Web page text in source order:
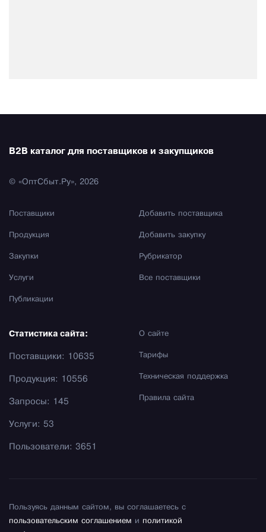
B2B каталог для поставщиков и закупщиков
© «ОптСбыт.Ру», 2026
Поставщики
Продукция
Закупки
Услуги
Публикации
Добавить поставщика
Добавить закупку
Рубрикатор
Все поставщики
О сайте
Тарифы
Техническая поддержка
Правила сайта
Статистика сайта:
Поставщики: 10635
Продукция: 10556
Запросы: 145
Услуги: 53
Пользователи: 3651
Пользуясь данным сайтом, вы соглашаетесь с
пользовательским соглашением и политикой